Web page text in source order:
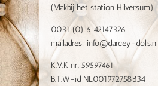
(Vlakbij het station Hilversum)
0031 (0) 6 42147326
mailadres: info@darcey-dolls.nl
K.V.K nr. 59597461
B.T.W-id NL001972758B34